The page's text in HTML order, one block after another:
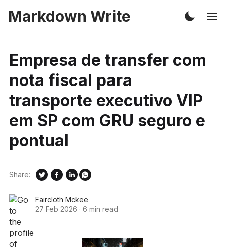
Markdown Write
Empresa de transfer com
nota fiscal para
transporte executivo VIP
em SP com GRU seguro e
pontual
Faircloth Mckee
27 Feb 2026 · 6 min read
Share: